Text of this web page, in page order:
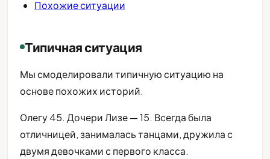
Похожие ситуации
Типичная ситуация
Мы смоделировали типичную ситуацию на
основе похожих историй.
Олегу 45. Дочери Лизе — 15. Всегда была
отличницей, занималась танцами, дружила с
двумя девочками с первого класса.